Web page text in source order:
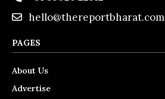
hello@thereportbharat.com
PAGES
About Us
Advertise